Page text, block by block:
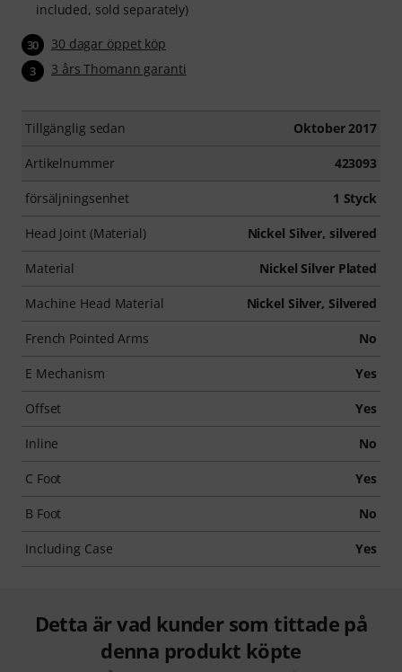
included, sold separately)
30 30 dagar öppet köp
3 3 års Thomann garanti
Tillgänglig sedan Oktober 2017
Artikelnummer 423093
försäljningsenhet 1 Styck
Head Joint (Material) Nickel Silver, silvered
Material Nickel Silver Plated
Machine Head Material Nickel Silver, Silvered
French Pointed Arms No
E Mechanism Yes
Offset Yes
Inline No
C Foot Yes
B Foot No
Including Case Yes
Detta är vad kunder som tittade på
denna produkt köpte